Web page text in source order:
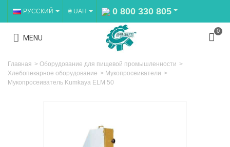
РУССКИЙ ₴ UAH 0 800 330 805
MENU
0
Главная > Оборудование для пищевой промышленности >
Хлебопекарное оборудование > Мукопросеиватели >
Мукопросеиватель Kumkaya ELM 50